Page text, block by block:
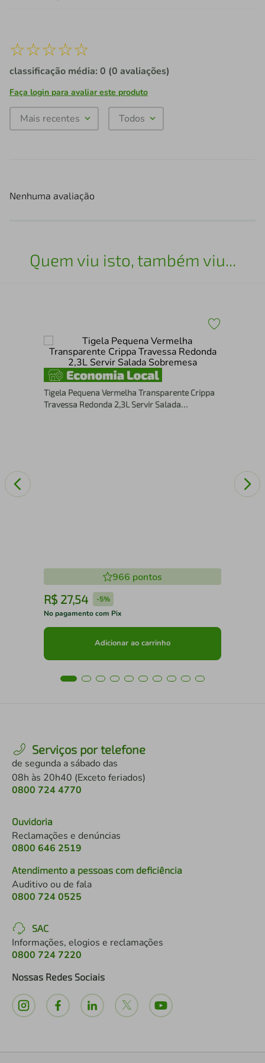
☆☆☆☆☆
classificação média: 0 (0 avaliações)
Faça login para avaliar este produto
Mais recentes Todos
Nenhuma avaliação
Quem viu isto, também viu...
Tigela Pequena Vermelha Transparente Crippa
Travessa Redonda 2,3L Servir Salada
966 pontos
R$ 27,54 -5%
No pagamento com Pix
Adicionar ao carrinho
Serviços por telefone
de segunda a sábado das
08h às 20h40 (Exceto feriados)
0800 724 4770
Ouvidoria
Reclamações e denúncias
0800 646 2519
Atendimento a pessoas com deficiência
Auditivo ou de fala
0800 724 0525
SAC
Informações, elogios e reclamações
0800 724 7220
Nossas Redes Sociais